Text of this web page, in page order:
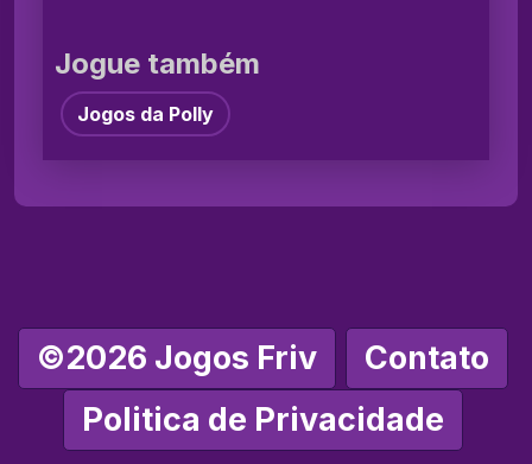
Jogue também
Jogos da Polly
©2026 Jogos Friv
Contato
Politica de Privacidade